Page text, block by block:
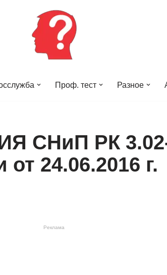
Проф. тест Разное
СНиП РК 3.02-
24.06.2016 г.
Реклама